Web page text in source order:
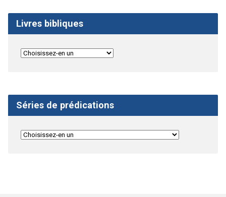
Livres bibliques
Séries de prédications